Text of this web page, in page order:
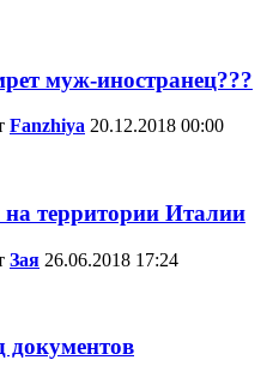
муж-иностранец???
Fanzhiya 20.12.2018 00:00
территории Италии
Зая 26.06.2018 17:24
документов